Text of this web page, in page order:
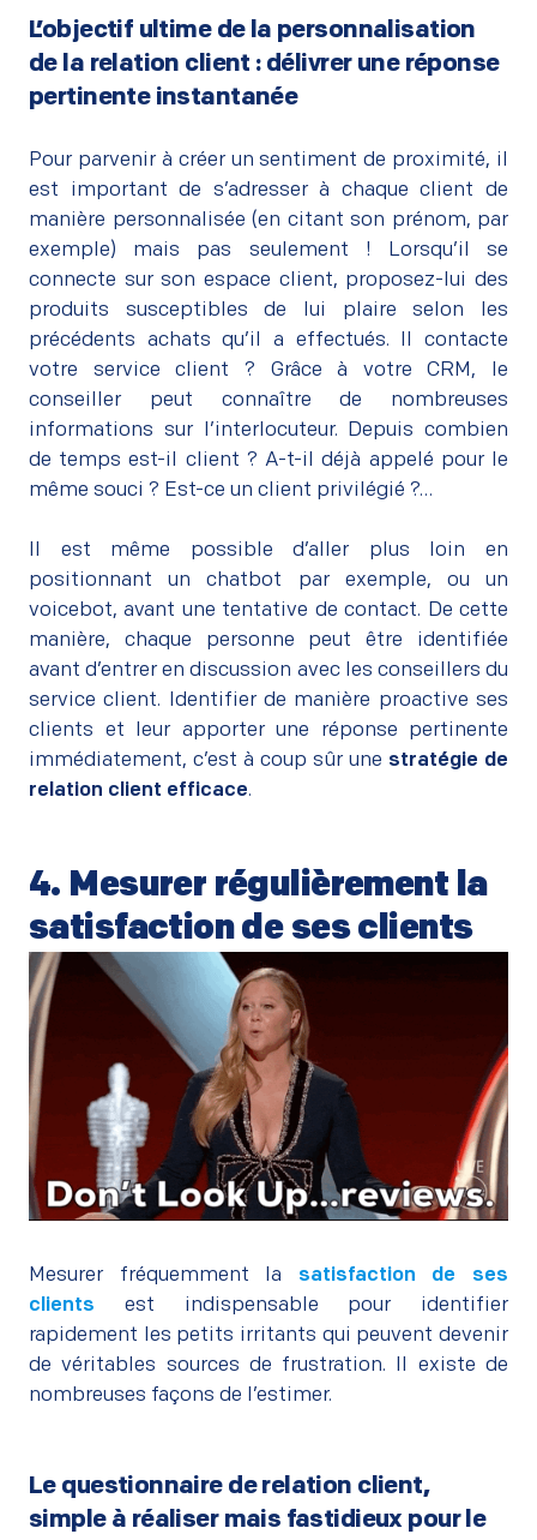
L’objectif ultime de la personnalisation
de la relation client : délivrer une réponse
pertinente instantanée
Pour parvenir à créer un sentiment de proximité, il
est important de s’adresser à chaque client de
manière personnalisée (en citant son prénom, par
exemple) mais pas seulement ! Lorsqu’il se
connecte sur son espace client, proposez-lui des
produits susceptibles de lui plaire selon les
précédents achats qu’il a effectués. Il contacte
votre service client ? Grâce à votre CRM, le
conseiller peut connaître de nombreuses
informations sur l’interlocuteur. Depuis combien
de temps est-il client ? A-t-il déjà appelé pour le
même souci ? Est-ce un client privilégié ?…
Il est même possible d’aller plus loin en
positionnant un chatbot par exemple, ou un
voicebot, avant une tentative de contact. De cette
manière, chaque personne peut être identifiée
avant d’entrer en discussion avec les conseillers du
service client. Identifier de manière proactive ses
clients et leur apporter une réponse pertinente
immédiatement, c’est à coup sûr une stratégie de
relation client efficace.
4. Mesurer régulièrement la
satisfaction de ses clients
Mesurer fréquemment la
satisfaction de ses
clients est indispensable pour identifier
rapidement les petits irritants qui peuvent devenir
de véritables sources de frustration. Il existe de
nombreuses façons de l’estimer.
Le questionnaire de relation client,
simple à réaliser mais fastidieux pour le